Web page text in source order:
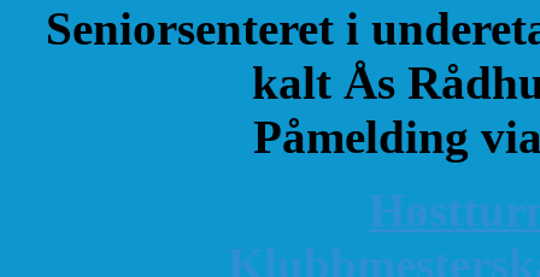
Seniorsenteret i
kalt Ås
Påmelding
K